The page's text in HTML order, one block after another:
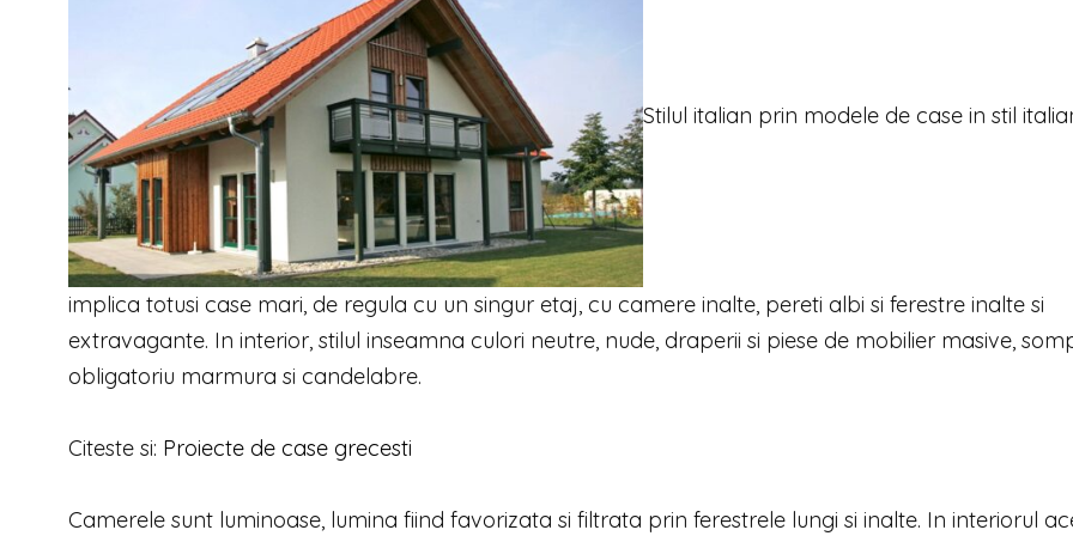
Stilul italian prin modele de case in stil
implica totusi case mari, de regula cu un singur etaj, cu camere inalte, pereti albi si ferestre inalte si
extravagante. In interior, stilul inseamna culori neutre, nude, draperii si piese de mobilier masive,
obligatoriu marmura si candelabre.
Citeste si: Proiecte de case grecesti
Camerele sunt luminoase, lumina fiind favorizata si filtrata prin ferestrele lungi si inalte. In interiorul